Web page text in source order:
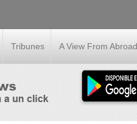
Tribunes A View From Abroad